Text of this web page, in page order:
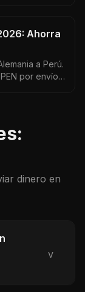
Ahorra
a Perú.
por envío
dinero en
v